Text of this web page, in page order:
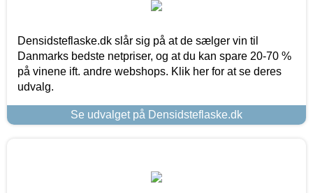
Densidsteflaske.dk slår sig på at de sælger vin til
Danmarks bedste netpriser, og at du kan spare 20-70 %
på vinene ift. andre webshops. Klik her for at se deres
udvalg.
Se udvalget på Densidsteflaske.dk